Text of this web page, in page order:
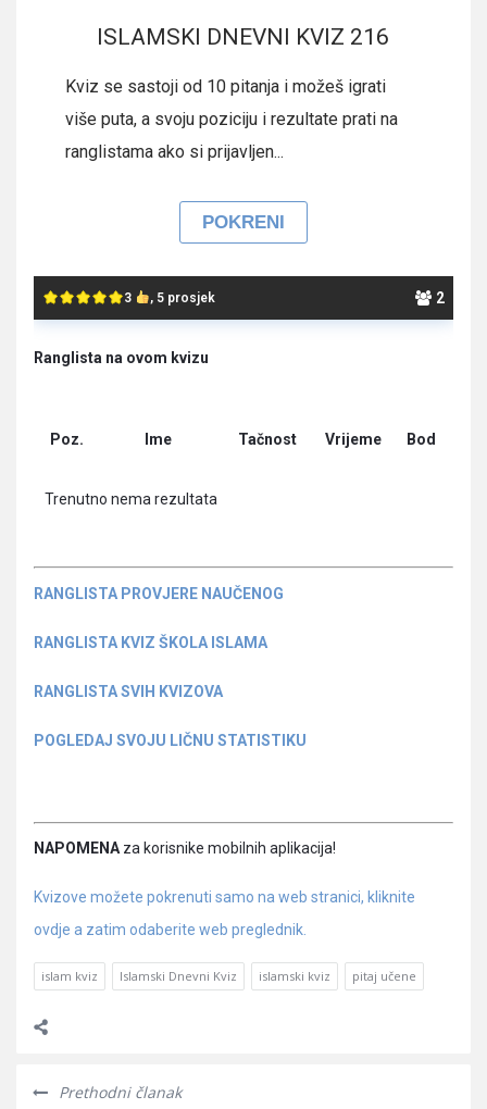
3 , 5 prosjek 2
ISLAMSKI DNEVNI KVIZ 216
Kviz se sastoji od 10 pitanja i možeš igrati
više puta, a svoju poziciju i rezultate prati na
ranglistama ako si prijavljen...
Ranglista na ovom kvizu
Poz. Ime Tačnost Vrijeme Bod
Trenutno nema rezultata
RANGLISTA PROVJERE NAUČENOG
RANGLISTA KVIZ ŠKOLA ISLAMA
RANGLISTA SVIH KVIZOVA
POGLEDAJ SVOJU LIČNU STATISTIKU
NAPOMENAza korisnike mobilnih aplikacija!
Kvizove možete pokrenuti samo na web stranici, kliknite
ovdje a zatim odaberite web preglednik.
islam kviz Islamski Dnevni Kviz islamski kviz pitaj učene
Prethodni članak